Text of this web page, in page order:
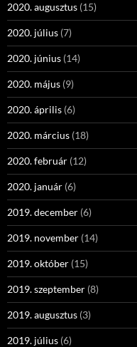
2020. augusztus (15)
2020. július (7)
2020. június (14)
2020. május (9)
2020. április (6)
2020. március (18)
2020. február (12)
2020. január (6)
2019. december (6)
2019. november (14)
2019. október (15)
2019. szeptember (8)
2019. augusztus (3)
2019. július (6)